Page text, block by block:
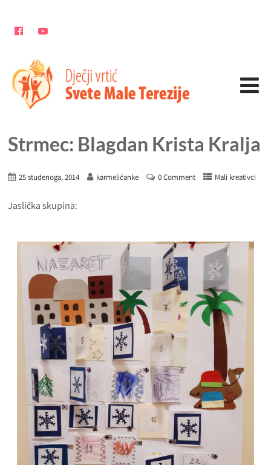
Strmec: Blagdan Krista Kralja
25 studenoga, 2014 karmelićanke 0 Comment Mali kreativci
Jaslička skupina: